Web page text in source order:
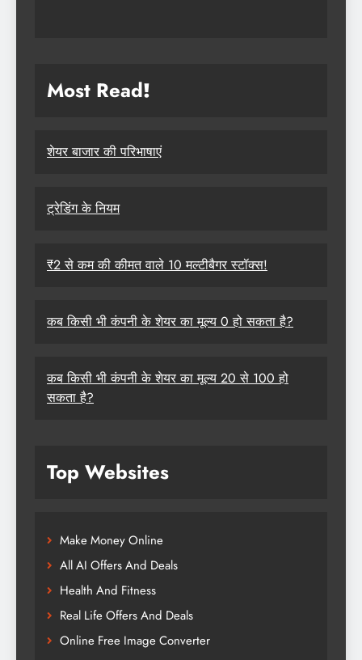
Most Read!
शेयर बाजार की परिभाषाएं
ट्रेडिंग के नियम
₹2 से कम की कीमत वाले 10 मल्टीबैगर स्टॉक्स!
कब किसी भी कंपनी के शेयर का मूल्य 0 हो सकता है?
कब किसी भी कंपनी के शेयर का मूल्य 20 से 100 हो
सकता है?
Top Websites
Make Money Online
All AI Offers And Deals
Health And Fitness
Real Life Offers And Deals
Online Free Image Converter